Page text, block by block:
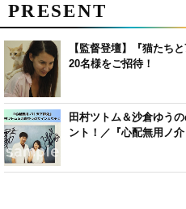
PRESENT
【監督登壇】『猫たち
20名様をご招待！
田村ツトム＆沙倉ゆう
ント！／『心配無用ノ介